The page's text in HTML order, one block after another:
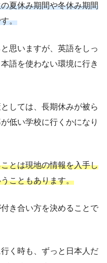
夏休み期間や冬休み期間
。
思いますが、英語をしっ
語を使わない環境に行き
しては、長期休みが被ら
低い学校に行くかになり
とは現地の情報を入手し
こともあります。
き合い方を決めることで
く時も、ずっと日本人だ